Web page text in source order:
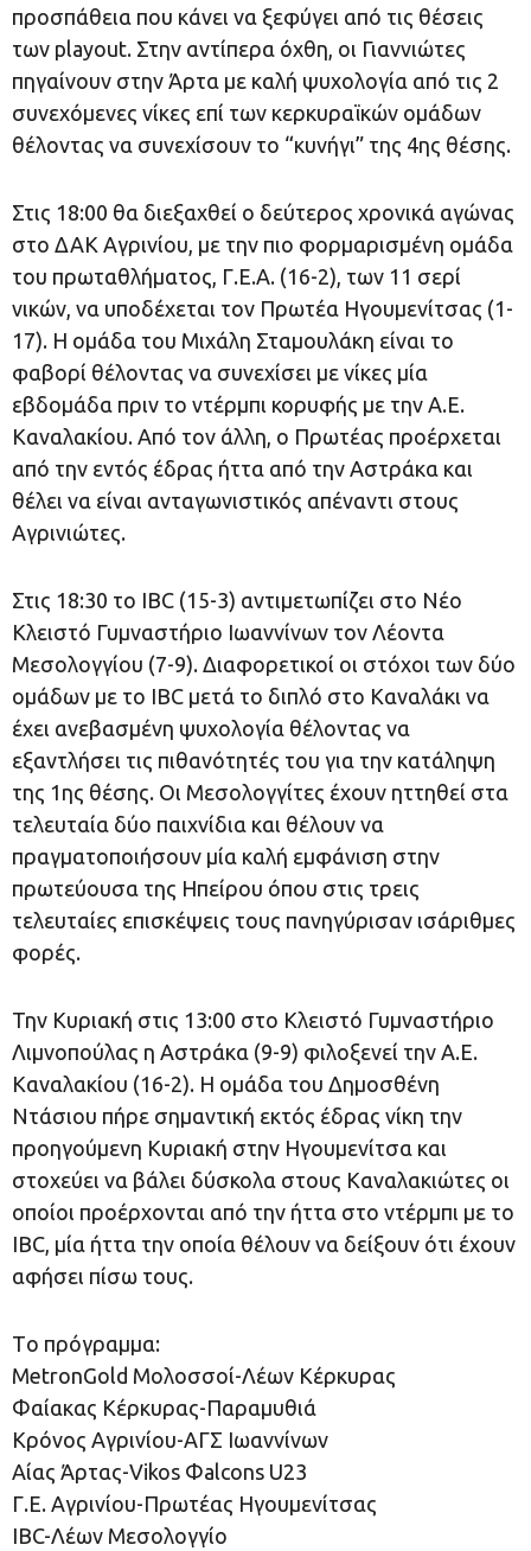
προσπάθεια που κάνει να ξεφύγει από τις θέσεις
των playout. Στην αντίπερα όχθη, οι Γιαννιώτες
πηγαίνουν στην Άρτα με καλή ψυχολογία από τις 2
συνεχόμενες νίκες επί των κερκυραϊκών ομάδων
θέλοντας να συνεχίσουν το “κυνήγι” της 4ης θέσης.
Στις 18:00 θα διεξαχθεί ο δεύτερος χρονικά αγώνας
στο ΔΑΚ Αγρινίου, με την πιο φορμαρισμένη ομάδα
του πρωταθλήματος, Γ.Ε.Α. (16-2), των 11 σερί
νικών, να υποδέχεται τον Πρωτέα Ηγουμενίτσας (1-
17). Η ομάδα του Μιχάλη Σταμουλάκη είναι το
φαβορί θέλοντας να συνεχίσει με νίκες μία
εβδομάδα πριν το ντέρμπι κορυφής με την Α.Ε.
Καναλακίου. Από τον άλλη, ο Πρωτέας προέρχεται
από την εντός έδρας ήττα από την Αστράκα και
θέλει να είναι ανταγωνιστικός απέναντι στους
Αγρινιώτες.
Στις 18:30 το IBC (15-3) αντιμετωπίζει στο Νέο
Κλειστό Γυμναστήριο Ιωαννίνων τον Λέοντα
Μεσολογγίου (7-9). Διαφορετικοί οι στόχοι των δύο
ομάδων με το IBC μετά το διπλό στο Καναλάκι να
έχει ανεβασμένη ψυχολογία θέλοντας να
εξαντλήσει τις πιθανότητές του για την κατάληψη
της 1ης θέσης. Οι Μεσολογγίτες έχουν ηττηθεί στα
τελευταία δύο παιχνίδια και θέλουν να
πραγματοποιήσουν μία καλή εμφάνιση στην
πρωτεύουσα της Ηπείρου όπου στις τρεις
τελευταίες επισκέψεις τους πανηγύρισαν ισάριθμες
φορές.
Την Κυριακή στις 13:00 στο Κλειστό Γυμναστήριο
Λιμνοπούλας η Αστράκα (9-9) φιλοξενεί την Α.Ε.
Καναλακίου (16-2). Η ομάδα του Δημοσθένη
Ντάσιου πήρε σημαντική εκτός έδρας νίκη την
προηγούμενη Κυριακή στην Ηγουμενίτσα και
στοχεύει να βάλει δύσκολα στους Καναλακιώτες οι
οποίοι προέρχονται από την ήττα στο ντέρμπι με το
IBC, μία ήττα την οποία θέλουν να δείξουν ότι έχουν
αφήσει πίσω τους.
Tο πρόγραμμα:
MetronGold Μολοσσοί-Λέων Κέρκυρας
Φαίακας Κέρκυρας-Παραμυθιά
Κρόνος Αγρινίου-ΑΓΣ Ιωαννίνων
Αίας Άρτας-Vikos Φalcons U23
Γ.Ε. Αγρινίου-Πρωτέας Ηγουμενίτσας
IBC-Λέων Μεσολογγίο